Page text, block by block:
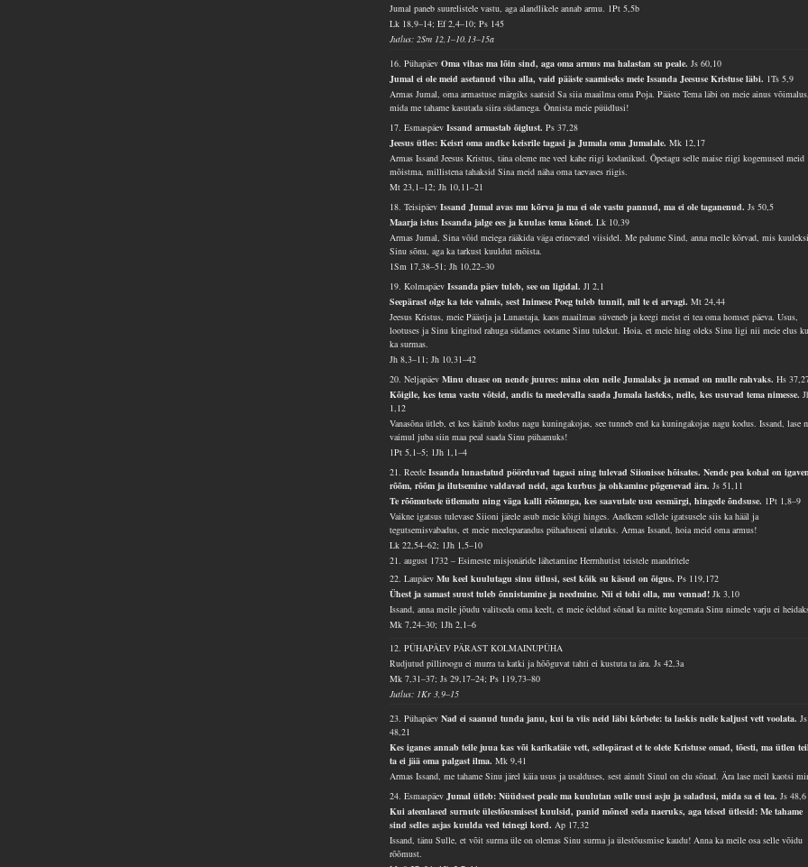
Jumal paneb suurelistele vastu, aga alandlikele annab armu. 1Pt 5,5b
Lk 18,9–14; Ef 2,4–10; Ps 145
Jutlus: 2Sm 12,1–10.13–15a
16. PühapäevOma vihas ma lõin sind, aga oma armus ma halastan su peale.Js 60,10
Jumal ei ole meid asetanud viha alla, vaid pääste saamiseks meie Issanda Jeesuse Kristuse läbi. 1Ts 5,9
Armas Jumal, oma armastuse märgiks saatsid Sa siia maailma oma Poja. Pääste Tema läbi on meie ainus võimalus,
mida me tahame kasutada siira südamega. Õnnista meie püüdlusi!
17. EsmaspäevIssand armastab õiglust.Ps 37,28
Jeesus ütles: Keisri oma andke keisrile tagasi ja Jumala oma Jumalale.Mk 12,17
Armas Issand Jeesus Kristus, täna oleme me veel kahe riigi kodanikud. Õpetagu selle maise riigi kogemused meid
mõistma, millistena tahaksid Sina meid näha oma taevases riigis.
Mt 23,1–12; Jh 10,11–21
18. TeisipäevIssand Jumal avas mu kõrva ja ma ei ole vastu pannud, ma ei ole taganenud.Js 50,5
Maarja istus Issanda jalge ees ja kuulas tema kõnet.Lk 10,39
Armas Jumal, Sina võid meiega rääkida väga erinevatel viisidel. Me palume Sind, anna meile kõrvad, mis
Sinu sõnu, aga ka tarkust kuuldut mõista.
1Sm 17,38–51; Jh 10,22–30
19. KolmapäevIssanda päev tuleb, see on ligidal.Jl 2,1
Seepärast olge ka teie valmis, sest Inimese Poeg tuleb tunnil, mil te ei arvagi.Mt 24,44
Jeesus Kristus, meie Päästja ja Lunastaja, kaos maailmas süveneb ja keegi meist ei tea oma homset päeva. Usus,
lootuses ja Sinu kingitud rahuga südames ootame Sinu tulekut. Hoia, et meie hing oleks Sinu ligi nii meie elus
ka surmas.
Jh 8,3–11; Jh 10,31–42
20. NeljapäevMinu eluase on nende juures: mina olen neile Jumalaks ja nemad on mulle rahvaks.Hs
Kõigile, kes tema vastu võtsid, andis ta meelevalla saada Jumala lasteks, neile, kes usuvad tema nimesse.
1,12
Vanasõna ütleb, et kes käitub kodus nagu kuningakojas, see tunneb end ka kuningakojas nagu kodus. Issand, lase
vaimul juba siin maa peal saada Sinu pühamuks!
1Pt 5,1–5; 1Jh 1,1–4
21. ReedeIssanda lunastatud pöörduvad tagasi ning tulevad Siionisse hõisates. Nende pea kohal on
rõõm, rõõm ja ilutsemine valdavad neid, aga kurbus ja ohkamine põgenevad ära.Js 51,11
Te rõõmutsete ütlematu ning väga kalli rõõmuga, kes saavutate usu eesmärgi, hingede õndsuse. 1Pt 1,8–9
Vaikne igatsus tulevase Siioni järele asub meie kõigi hinges. Andkem sellele igatsusele siis ka hääl ja
tegutsemisvabadus, et meie meeleparandus pühaduseni ulatuks. Armas Issand, hoia meid oma armus!
Lk 22,54–62; 1Jh 1,5–10
21. august 1732 – Esimeste misjonäride lähetamine Herrnhutist teistele mandritele
22. LaupäevMu keel kuulutagu sinu ütlusi, sest kõik su käsud on õigus.Ps 119,172
Ühest ja samast suust tuleb õnnistamine ja needmine. Nii ei tohi olla, mu vennad!Jk 3,10
Issand, anna meile jõudu valitseda oma keelt, et meie öeldud sõnad ka mitte kogemata Sinu nimele varju ei
Mk 7,24–30; 1Jh 2,1–6
12. PÜHAPÄEV PÄRAST KOLMAINUPÜHA
Rudjutud pilliroogu ei murra ta katki ja hõõguvat tahti ei kustuta ta ära.Js 42,3a
Mk 7,31–37; Js 29,17–24; Ps 119,73–80
Jutlus: 1Kr 3,9–15
23. PühapäevNad ei saanud tunda janu, kui ta viis neid läbi kõrbete: ta laskis neile kaljust vett voolata.Js
48,21
Kes iganes annab teile juua kas või karikatäie vett, sellepärast et te olete Kristuse omad, tõesti, ma ütlen
ta ei jää oma palgast ilma.Mk 9,41
Armas Issand, me tahame Sinu järel käia usus ja usalduses, sest ainult Sinul on elu sõnad. Ära lase meil kaotsi
24. EsmaspäevJumal ütleb: Nüüdsest peale ma kuulutan sulle uusi asju ja saladusi, mida sa ei tea.Js 48,6
Kui ateenlased surnute ülestõusmisest kuulsid, panid mõned seda naeruks, aga teised ütlesid: Me tahame
sind selles asjas kuulda veel teinegi kord.Ap 17,32
Issand, tänu Sulle, et võit surma üle on olemas Sinu surma ja ülestõusmise kaudu! Anna ka meile osa selle võidu
rõõmust.